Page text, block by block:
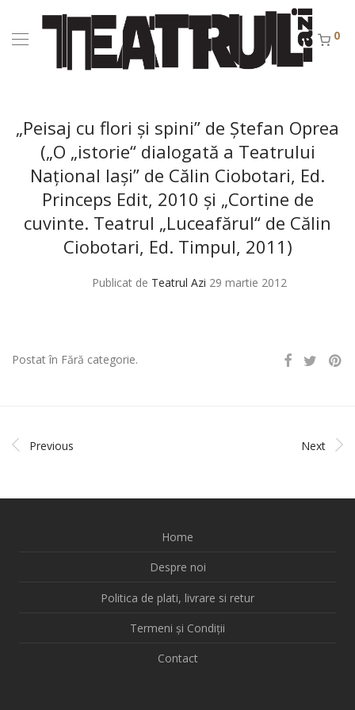
0
„Peisaj cu flori şi spini” de Ştefan Oprea
(„O „istorie“ dialogată a Teatrului
Naţional Iaşi” de Călin Ciobotari, Ed.
Princeps Edit, 2010 şi „Cortine de
cuvinte. Teatrul „Luceafărul“ de Călin
Ciobotari, Ed. Timpul, 2011)
Publicat de Teatrul Azi 29 martie 2012
Postat în Fără categorie.
Previous Next
Home
Despre noi
Politica de plati, livrare si retur
Termeni și Condiții
Contact